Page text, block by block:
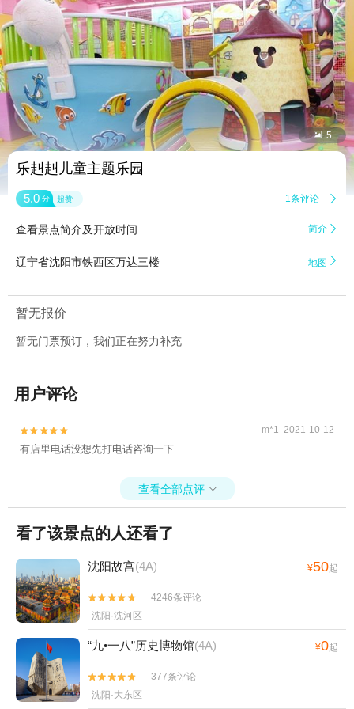
 5
乐赳赳儿童主题乐园
5.0 分 超赞 1条评论 
查看景点简介及开放时间 简介 
辽宁省沈阳市铁西区万达三楼 地图 
暂无报价
暂无门票预订，我们正在努力补充
用户评论

 m*1 2021-10-12
有店里电话没想先打电话咨询一下
查看全部点评 
看了该景点的人还看了
沈阳故宫(4A) ¥50起


4246条评论
沈阳·沈河区
“九•一八”历史博物馆(4A) ¥0起


377条评论
沈阳·大东区
